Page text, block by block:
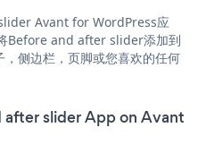
Avant for WordPress应
Before and after slider添加到
侧边栏，页脚或您喜欢的任何
after slider App on Avant